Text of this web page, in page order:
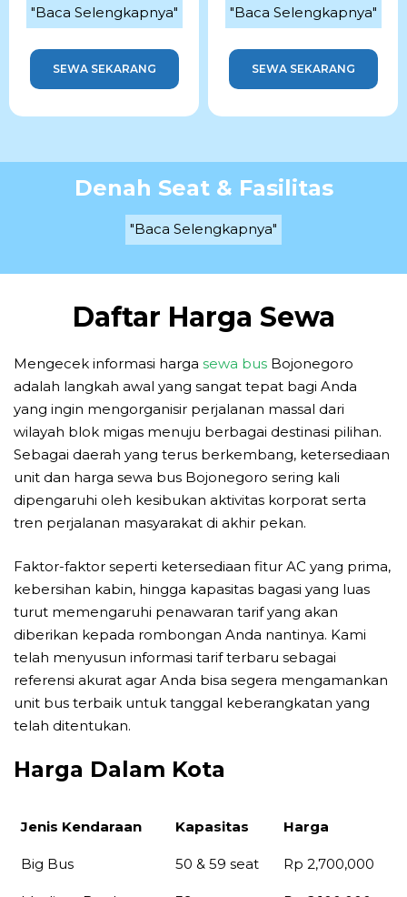
"Baca Selengkapnya"
SEWA SEKARANG
"Baca Selengkapnya"
SEWA SEKARANG
Denah Seat & Fasilitas
"Baca Selengkapnya"
Daftar Harga Sewa
Mengecek informasi harga sewa bus Bojonegoro
adalah langkah awal yang sangat tepat bagi Anda
yang ingin mengorganisir perjalanan massal dari
wilayah blok migas menuju berbagai destinasi pilihan.
Sebagai daerah yang terus berkembang, ketersediaan
unit dan harga sewa bus Bojonegoro sering kali
dipengaruhi oleh kesibukan aktivitas korporat serta
tren perjalanan masyarakat di akhir pekan.
Faktor-faktor seperti ketersediaan fitur AC yang prima,
kebersihan kabin, hingga kapasitas bagasi yang luas
turut memengaruhi penawaran tarif yang akan
diberikan kepada rombongan Anda nantinya. Kami
telah menyusun informasi tarif terbaru sebagai
referensi akurat agar Anda bisa segera mengamankan
unit bus terbaik untuk tanggal keberangkatan yang
telah ditentukan.
Harga Dalam Kota
Jenis Kendaraan Kapasitas
Harga
Jenis Kendaraan
Kapasitas Harga
Big Bus 50 & 59 seat Rp 2,700,000